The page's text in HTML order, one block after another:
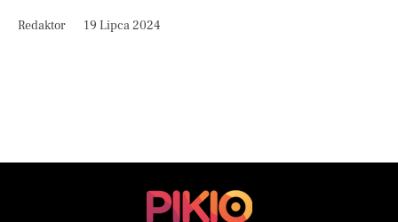
Redaktor 19 Lipca 2024